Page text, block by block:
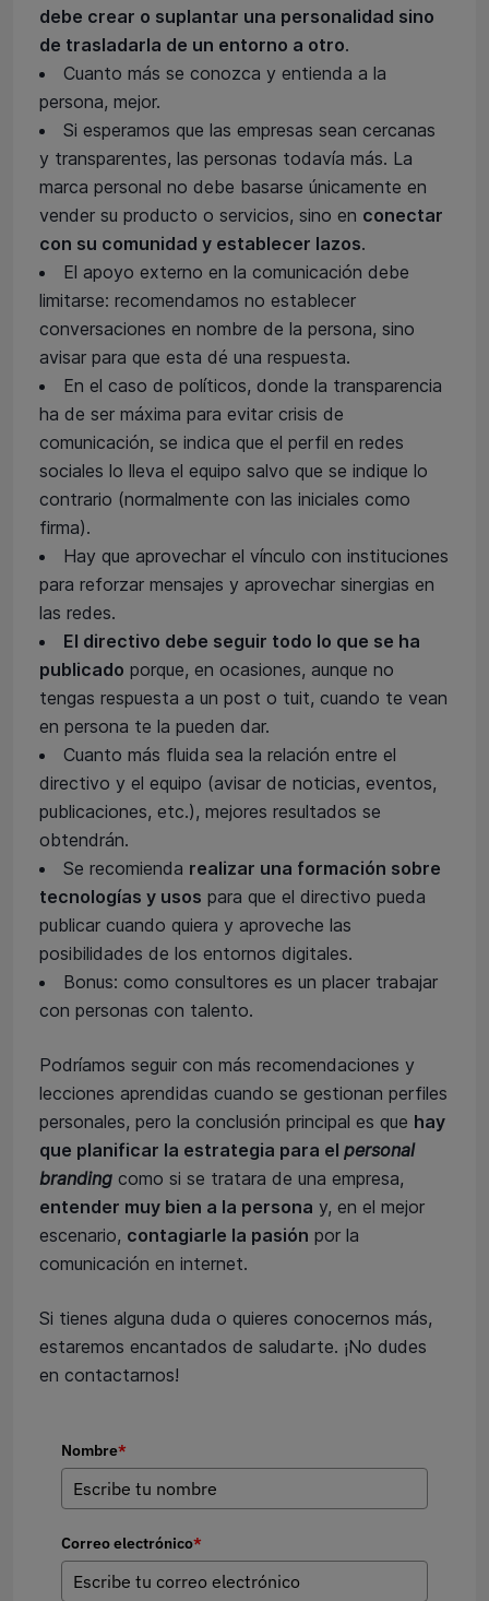
debe crear o suplantar una personalidad sino
de trasladarla de un entorno a otro.
Cuanto más se conozca y entienda a la
persona, mejor.
Si esperamos que las empresas sean cercanas
y transparentes, las personas todavía más. La
marca personal no debe basarse únicamente en
vender su producto o servicios, sino en conectar
con su comunidad y establecer lazos.
El apoyo externo en la comunicación debe
limitarse: recomendamos no establecer
conversaciones en nombre de la persona, sino
avisar para que esta dé una respuesta.
En el caso de políticos, donde la transparencia
ha de ser máxima para evitar crisis de
comunicación, se indica que el perfil en redes
sociales lo lleva el equipo salvo que se indique lo
contrario (normalmente con las iniciales como
firma).
Hay que aprovechar el vínculo con instituciones
para reforzar mensajes y aprovechar sinergias en
las redes.
El directivo debe seguir todo lo que se ha
publicado porque, en ocasiones, aunque no
tengas respuesta a un post o tuit, cuando te vean
en persona te la pueden dar.
Cuanto más fluida sea la relación entre el
directivo y el equipo (avisar de noticias, eventos,
publicaciones, etc.), mejores resultados se
obtendrán.
Se recomienda realizar una formación sobre
tecnologías y usos para que el directivo pueda
publicar cuando quiera y aproveche las
posibilidades de los entornos digitales.
Bonus: como consultores es un placer trabajar
con personas con talento.
Podríamos seguir con más recomendaciones y
lecciones aprendidas cuando se gestionan perfiles
personales, pero la conclusión principal es que hay
que planificar la estrategia para el personal
branding como si se tratara de una empresa,
entender muy bien a la persona y, en el mejor
escenario, contagiarle la pasión por la
comunicación en internet.
Si tienes alguna duda o quieres conocernos más,
estaremos encantados de saludarte. ¡No dudes
en contactarnos!
Nombre*
Correo electrónico*